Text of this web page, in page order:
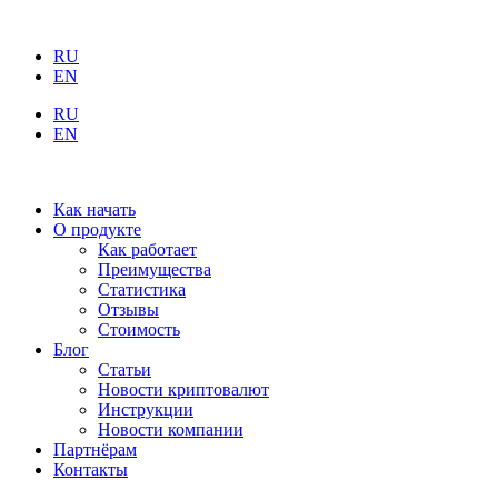
RU
EN
RU
EN
Как начать
О продукте
Как работает
Преимущества
Статистика
Отзывы
Стоимость
Блог
Статьи
Новости криптовалют
Инструкции
Новости компании
Партнёрам
Контакты